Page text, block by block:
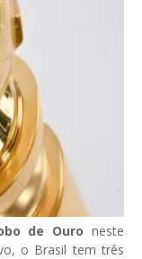
de Ouroneste
o Brasil tem três